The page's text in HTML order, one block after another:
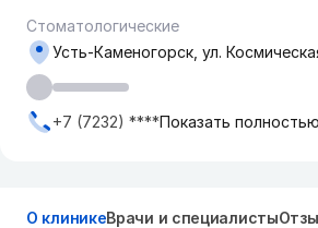
Стоматологические
Усть-Каменогорск, ул.
+7 (7232) ****Показать полностью
О клиникеВрачи и специалисты